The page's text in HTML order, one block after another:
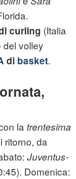
curling (Italia
del volley
di basket.
la trentesima
ritorno, da
Juventus-
Domenica: